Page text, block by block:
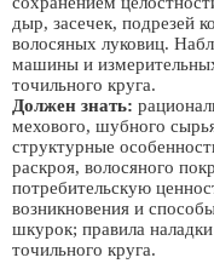
дыр, засечек, подрезей
волосяных луковиц.
машины и
точильного круга.
Должен знать:
мехового, шубного
структурные
раскроя, волосяного
потребительскую
возникновения и
шкурок; правила
точильного круга.